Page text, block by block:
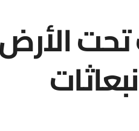
تحت